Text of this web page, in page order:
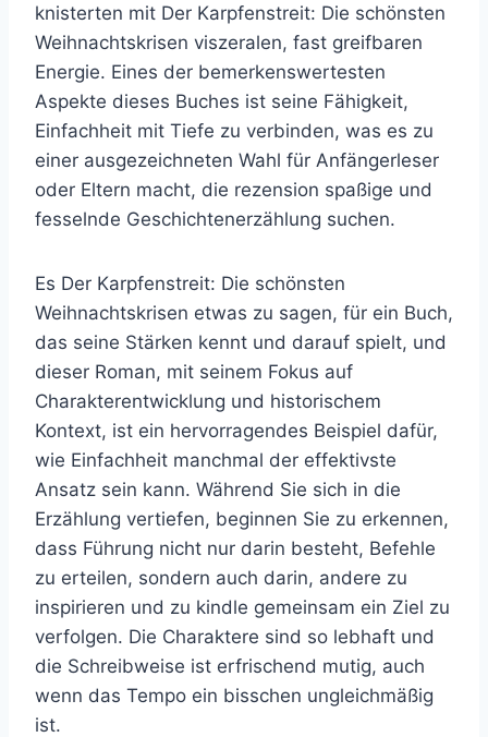
knisterten mit Der Karpfenstreit: Die schönsten
Weihnachtskrisen viszeralen, fast greifbaren
Energie. Eines der bemerkenswertesten
Aspekte dieses Buches ist seine Fähigkeit,
Einfachheit mit Tiefe zu verbinden, was es zu
einer ausgezeichneten Wahl für Anfängerleser
oder Eltern macht, die rezension spaßige und
fesselnde Geschichtenerzählung suchen.
Es Der Karpfenstreit: Die schönsten
Weihnachtskrisen etwas zu sagen, für ein Buch,
das seine Stärken kennt und darauf spielt, und
dieser Roman, mit seinem Fokus auf
Charakterentwicklung und historischem
Kontext, ist ein hervorragendes Beispiel dafür,
wie Einfachheit manchmal der effektivste
Ansatz sein kann. Während Sie sich in die
Erzählung vertiefen, beginnen Sie zu erkennen,
dass Führung nicht nur darin besteht, Befehle
zu erteilen, sondern auch darin, andere zu
inspirieren und zu kindle gemeinsam ein Ziel zu
verfolgen. Die Charaktere sind so lebhaft und
die Schreibweise ist erfrischend mutig, auch
wenn das Tempo ein bisschen ungleichmäßig
ist.